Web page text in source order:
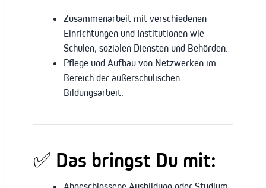
Zusammenarbeit mit verschiedenen
Einrichtungen und Institutionen wie
Schulen, sozialen Diensten und Behörden.
Pflege und Aufbau von Netzwerken im
Bereich der außerschulischen
Bildungsarbeit.
✅ Das bringst Du mit: